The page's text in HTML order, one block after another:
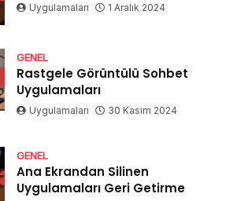
Uygulamaları 1 Aralık 2024
GENEL
Rastgele Görüntülü Sohbet
Uygulamaları
Uygulamaları 30 Kasım 2024
GENEL
Ana Ekrandan Silinen
Uygulamaları Geri Getirme